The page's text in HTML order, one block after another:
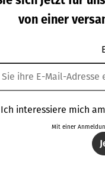
Antik
Preis:
€
India
36,00 €
Topseller
von einer
Ich interessiere mich
Mit einer